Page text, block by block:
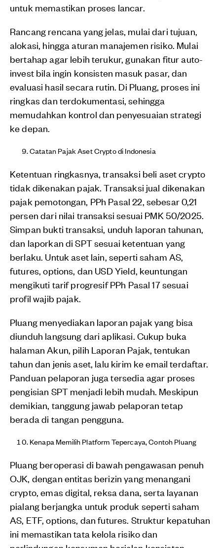
untuk memastikan proses lancar.
Rancang rencana yang jelas, mulai dari tujuan,
alokasi, hingga aturan manajemen risiko. Mulai
bertahap agar lebih terukur, gunakan fitur auto-
invest bila ingin konsisten masuk pasar, dan
evaluasi hasil secara rutin. Di Pluang, proses ini
ringkas dan terdokumentasi, sehingga
memudahkan kontrol dan penyesuaian strategi
ke depan.
Catatan Pajak Aset Crypto di Indonesia
Ketentuan ringkasnya, transaksi beli aset crypto
tidak dikenakan pajak. Transaksi jual dikenakan
pajak pemotongan, PPh Pasal 22, sebesar 0,21
persen dari nilai transaksi sesuai PMK 50/2025.
Simpan bukti transaksi, unduh laporan tahunan,
dan laporkan di SPT sesuai ketentuan yang
berlaku. Untuk aset lain, seperti saham AS,
futures, options, dan USD Yield, keuntungan
mengikuti tarif progresif PPh Pasal 17 sesuai
profil wajib pajak.
Pluang menyediakan laporan pajak yang bisa
diunduh langsung dari aplikasi. Cukup buka
halaman Akun, pilih Laporan Pajak, tentukan
tahun dan jenis aset, lalu kirim ke email terdaftar.
Panduan pelaporan juga tersedia agar proses
pengisian SPT menjadi lebih mudah. Meskipun
demikian, tanggung jawab pelaporan tetap
berada di tangan pengguna.
Kenapa Memilih Platform Tepercaya, Contoh Pluang
Pluang beroperasi di bawah pengawasan penuh
OJK, dengan entitas berizin yang menangani
crypto, emas digital, reksa dana, serta layanan
pialang berjangka untuk produk seperti saham
AS, ETF, options, dan futures. Struktur kepatuhan
ini memastikan tata kelola risiko dan